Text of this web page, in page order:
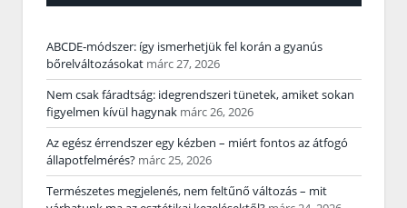
ABCDE‑módszer: így ismerhetjük fel korán a gyanús
bőrelváltozásokat márc 27, 2026
Nem csak fáradtság: idegrendszeri tünetek, amiket sokan
figyelmen kívül hagynak márc 26, 2026
Az egész érrendszer egy kézben – miért fontos az átfogó
állapotfelmérés? márc 25, 2026
Természetes megjelenés, nem feltűnő változás – mit